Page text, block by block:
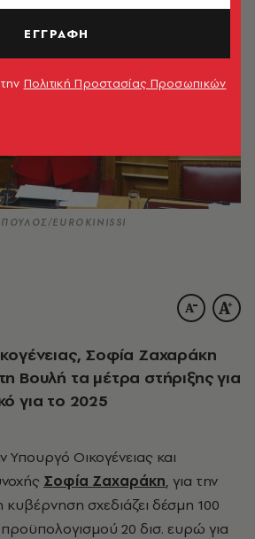
EUROKINISSI
Σοφία Ζαχαράκη
Βουλή τα μέτρα στήριξης για
για το 2025
Οικογένειας και
Σοφία Ζαχαράκη, για την
κυβέρνηση σχεδιάζει δέσμη 100
20 δισ. ευρώ για
ΕΓΓΡΑΦΗ
Πολιτική Προστασίας Προσωπικών